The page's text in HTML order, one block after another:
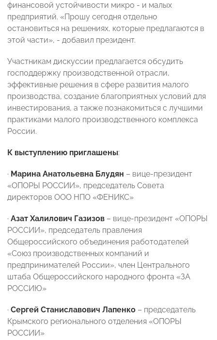
финансовой устойчивости микро - и малых
предприятий. «Прошу сегодня отдельно
остановиться на решениях, которые предлагаются в
этой части», - добавил президент.
Участникам дискуссии предлагается обсудить
господдержку производственной отрасли,
эффективные решения в сфере развития малого
производства, создание благоприятных условий для
инвестирования, а также познакомиться с лучшими
практиками малого производственного комплекса
России.
К выступлению приглашены:
· Марина Анатольевна Блудян – вице-президент
«ОПОРЫ РОССИИ», председатель Совета
директоров ООО НПО «ФЕНИКС»
· Азат Халилович Газизов – вице-президент «ОПОРЫ
РОССИИ», председатель правления
Общероссийского объединения работодателей
«Союз производственных компаний и
предпринимателей России», член Центрального
штаба Общероссийского народного фронта «ЗА
РОССИЮ»
· Сергей Станиславович Лапенко – председатель
Крымского регионального отделения «ОПОРЫ
РОССИИ»